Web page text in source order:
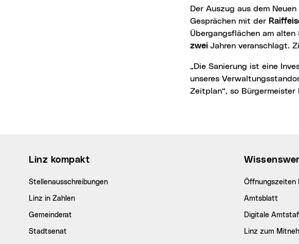
Der Auszug aus dem Neuen Rathaus sowie der Sanierungsbeginn sollen 2030 erfolgen. In
Gesprächen mit der
Übergangsflächen am
zwei Jahren veranschlagt.
„Die Sanierung ist eine Investition in die Sicherheit, Funktionalität und Zukunftsfähigkeit
unseres
Zeitplan“, so Bürgermeister
Linz kompakt
Stellenausschreibungen
Linz in Zahlen
Gemeinderat
Stadtsenat
Öffnungszeiten
Amtsblatt
Digitale
Linz zum